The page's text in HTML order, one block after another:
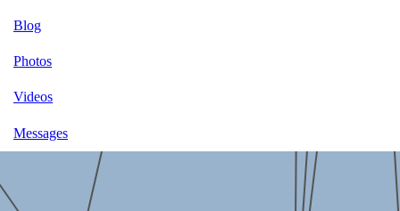
Blog
Photos
Videos
Messages